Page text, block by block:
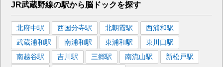
JR武蔵野線の駅から脳ドックを探す
北府中駅 西国分寺駅 北朝霞駅 西浦和駅
武蔵浦和駅 南浦和駅 東浦和駅 東川口駅
南越谷駅 吉川 駅 三郷駅 南流山駅 新松戸駅